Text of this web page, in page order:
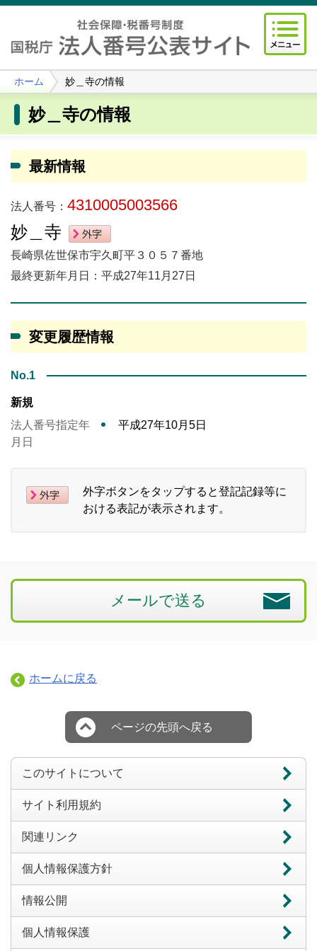
ホーム 妙＿寺の情報
妙＿寺の情報
最新情報
法人番号： 4310005003566
妙＿寺
長崎県佐世保市宇久町平３０５７番地
最終更新年月日：平成27年11月27日
変更履歴情報
No.1
新規
法人番号指定年
月日
平成27年10月5日
外字ボタンをタップすると登記記録等に
おける表記が表示されます。
メールで送る
ホームに戻る
ページの先頭へ戻る
このサイトについて
サイト利用規約
関連リンク
個人情報保護方針
情報公開
個人情報保護